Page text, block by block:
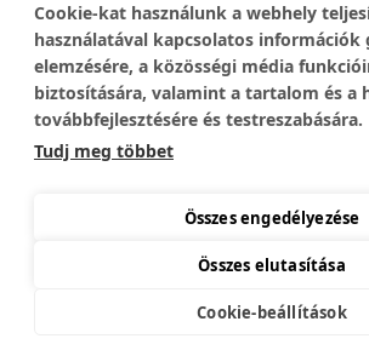
1337-es menedék – Youtube
Easy Arduno Channel – Youtube
Magyar Arduino Csoport – Facebook
Magyar Arduino Labor – Facebook
Magyar Arduino Labor – Youtube
Copyright © 2026 Mikrokontroller
Cookie-kat használunk a webhely
használatával kapcsolatos információk
elemzésére, a közösségi média
biztosítására, valamint a tartalom és a
továbbfejlesztésére és testreszabására.
Tudj meg többet
Összes engedélyezése
Összes elutasítása
Cookie-beállítások